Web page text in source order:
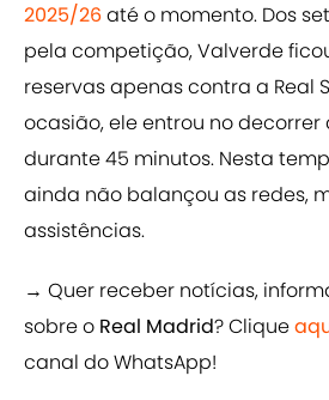
2025/26até o momento. Dos
pela competição, Valverde
reservas apenas contra a Real
ocasião, ele entrou no
durante 45 minutos. Nesta
ainda não balançou as redes,
assistências.
→ Quer receber notícias,
sobre o Real Madrid? Clique
canal do WhatsApp!